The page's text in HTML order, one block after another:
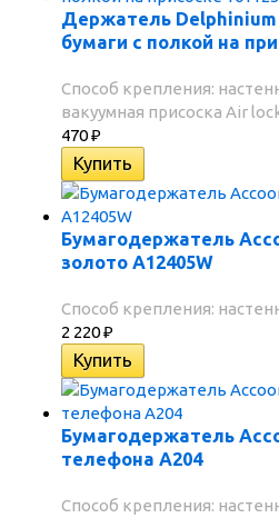
Держатель
бумаги с полкой на
Способ крепления:
вакуумная присоска Air
470₽
Бумагодержатель
золото A12405W
Способ крепления:
2 220₽
Бумагодержатель
телефона A204
Способ крепления: